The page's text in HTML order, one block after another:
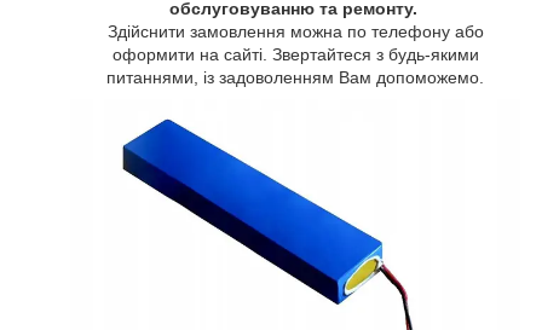
обслуговуванню та ремонту.
Здійснити замовлення можна по телефону або
оформити на сайті. Звертайтеся з будь-якими
питаннями, із задоволенням Вам допоможемо.